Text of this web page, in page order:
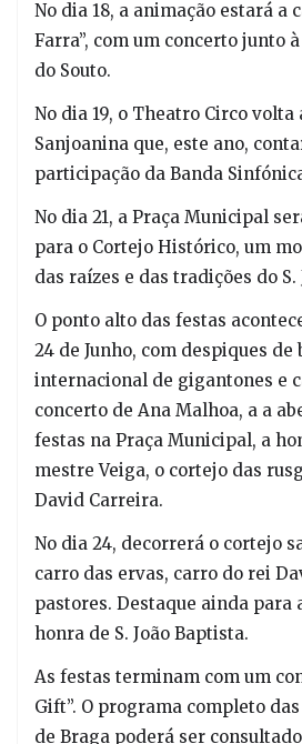
No dia 18, a animação estará a
Farra”, com um concerto junto
do Souto.
No dia 19, o Theatro Circo volta
Sanjoanina que, este ano,
participação da Banda
No dia 21, a Praça Municipal
para o Cortejo Histórico, um
das raízes e das tradições do S.
O ponto alto das festas
24 de Junho, com despiques de
internacional de gigantones e
concerto de Ana Malhoa, a a
festas na Praça Municipal, a
mestre Veiga, o cortejo das
David Carreira.
No dia 24, decorrerá o cortejo
carro das ervas, carro do rei
pastores. Destaque ainda para
honra de S. João Baptista.
As festas terminam com um
Gift”. O programa completo
de Braga poderá ser